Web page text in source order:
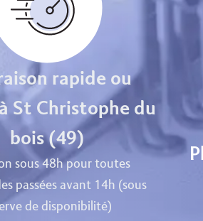
rapide ou
St Christophe du
bois (49)
sous 48h pour toutes
passées avant 14h (sous
de disponibilité)